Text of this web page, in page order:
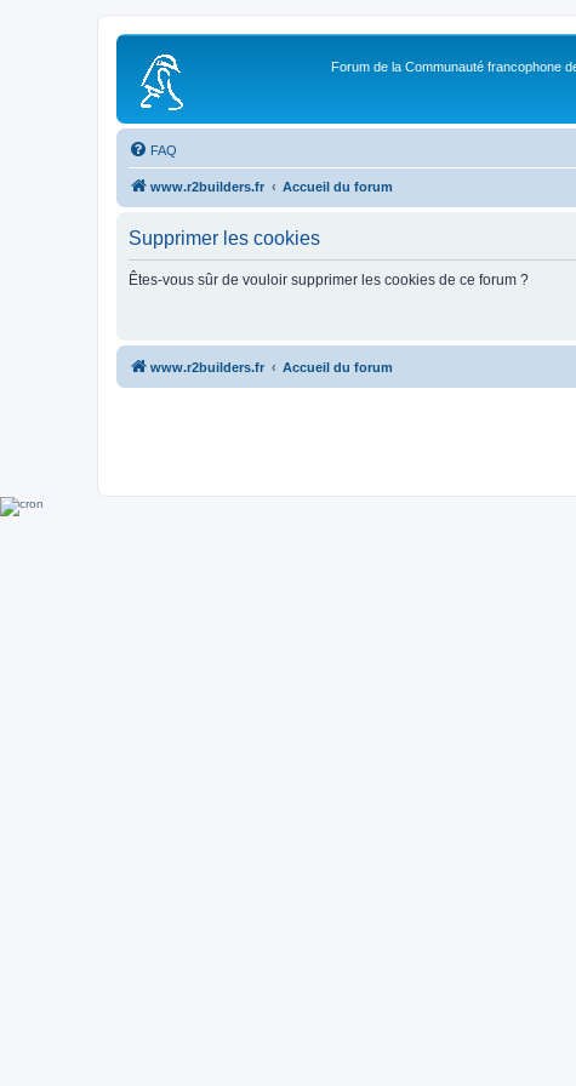
Forum de la Communauté francophone
FAQ
www.r2builders.fr Accueil du forum
Supprimer les cookies
Êtes-vous sûr de vouloir supprimer les cookies de ce forum ?
www.r2builders.fr Accueil du forum